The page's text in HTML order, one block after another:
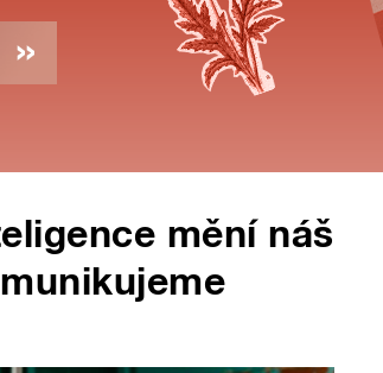
mění náš